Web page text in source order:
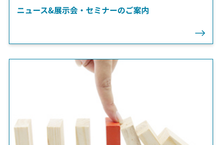
ニュース&展示会・セミナーのご案内